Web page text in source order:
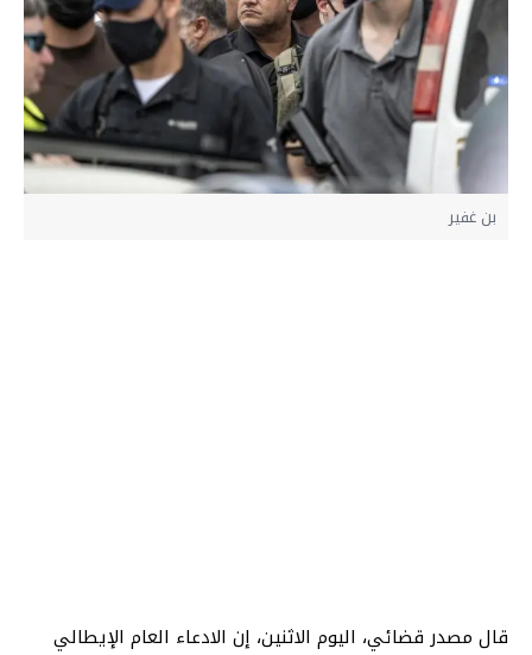
بن غفير
قال مصدر قضائي، اليوم الاثنين، إن الادعاء العام الإيطالي